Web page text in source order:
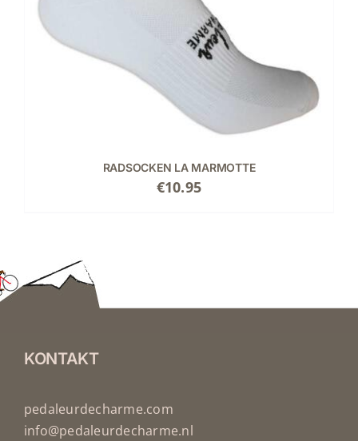
RADSOCKEN LA MARMOTTE
€10.95
KONTAKT
pedaleurdecharme.com
info@pedaleurdecharme.nl